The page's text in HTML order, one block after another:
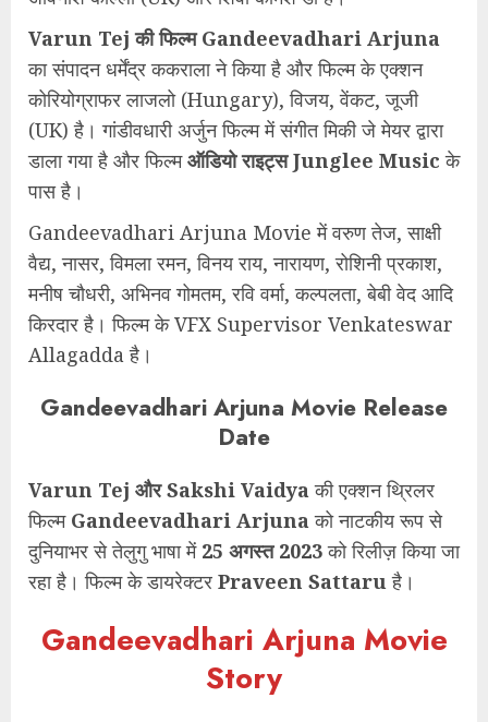
Varun Tej की फिल्म Gandeevadhari Arjuna
का संपादन धर्मेंद्र ककराला ने किया है और फिल्म के एक्शन
कोरियोग्राफर लाजलो (Hungary), विजय, वेंकट, जूजी
(UK) है। गांडीवधारी अर्जुन फिल्म में संगीत मिकी जे मेयर द्वारा
डाला गया है और फिल्मऑडियो राइट्स Junglee Music के
पास है।
Gandeevadhari Arjuna Movie में वरुण तेज, साक्षी
वैद्य, नासर, विमला रमन, विनय राय, नारायण, रोशिनी प्रकाश,
मनीष चौधरी, अभिनव गोमतम, रवि वर्मा, कल्पलता, बेबी वेद आदि
किरदार है। फिल्म के VFX Supervisor Venkateswar
Allagadda है।
Gandeevadhari Arjuna Movie Release
Date
Varun Tej और Sakshi Vaidya की एक्शन थ्रिलर
फिल्मGandeevadhari Arjuna को नाटकीय रूप से
दुनियाभर से तेलुगु भाषा में25 अगस्त 2023को रिलीज़ किया जा
रहा है। फिल्म के डायरेक्टर Praveen Sattaru है।
Gandeevadhari Arjuna Movie
Story